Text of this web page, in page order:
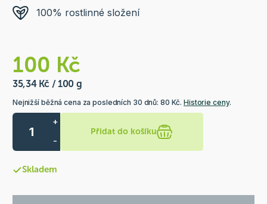
100% rostlinné složení
100 Kč
35,34 Kč / 100 g
Nejnižší běžná cena za posledních 30 dnů: 80 Kč.Historie ceny.
+
-
Přidat do košíku
Skladem